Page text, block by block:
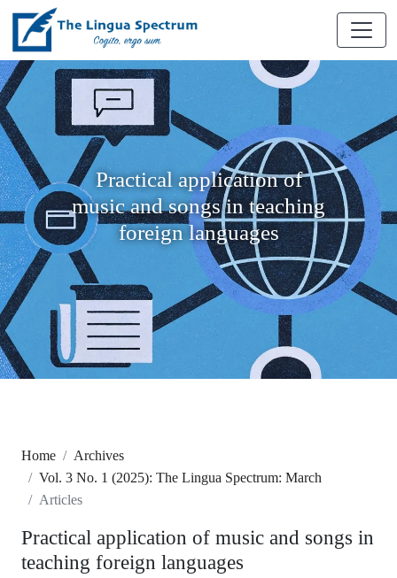
Prаcticаl аpplicаtion of
music аnd songs in teаching
foreign lаnguаges
Home
Archives
Vol. 3 No. 1 (2025): The Lingua Spectrum: March
Articles
Prаcticаl аpplicаtion of music аnd songs in
teаching foreign lаnguаges